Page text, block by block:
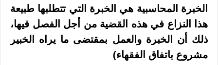
الخبرة المحاسبية هي الخبرة التي تتطلبها طبيعة
هذا النزاع في هذه القضية من أجل الفصل فيها،
ذلك أن الخبرة والعمل بمقتضى ما يراه الخبير
مشروع باتفاق الفقهاء)